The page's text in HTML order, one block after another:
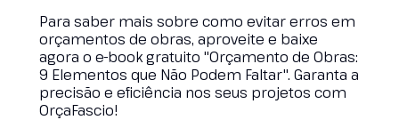
Para saber mais sobre como evitar erros em
orçamentos de obras, aproveite e baixe
agora o e-book gratuito "Orçamento de Obras:
9 Elementos que Não Podem Faltar". Garanta a
precisão e eficiência nos seus projetos com
OrçaFascio!